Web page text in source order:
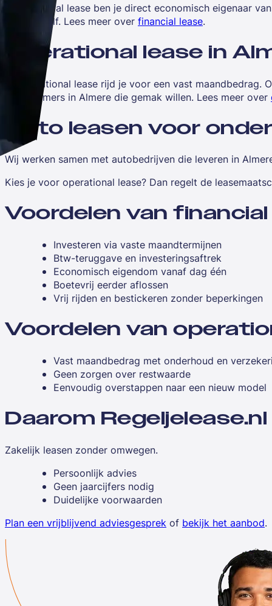
Met financial lease ben je direct economisch eigenaar
regel je zelf. Lees meer over financial lease.
Operational lease in
Bij operational lease rijd je voor een vast
ondernemers in Almere die gemak willen. Lees meer over
Auto leasen voor
Wij werken samen met autobedrijven die leveren in
Kies je voor operational lease? Dan regelt de
Voordelen van financial
Investeren via vaste maandtermijnen
Btw-teruggave en investeringsaftrek
Economisch eigendom vanaf dag één
Boetevrij eerder aflossen
Vrij rijden en bestickeren zonder beperkingen
Voordelen van
Vast maandbedrag met onderhoud en
Geen zorgen over restwaarde
Eenvoudig overstappen naar een nieuw model
Daarom Regeljelease.nl
Zakelijk leasen zonder omwegen.
Persoonlijk advies
Geen jaarcijfers nodig
Duidelijke voorwaarden
Plan een vrijblijvend adviesgesprek of bekijk het aanbod.